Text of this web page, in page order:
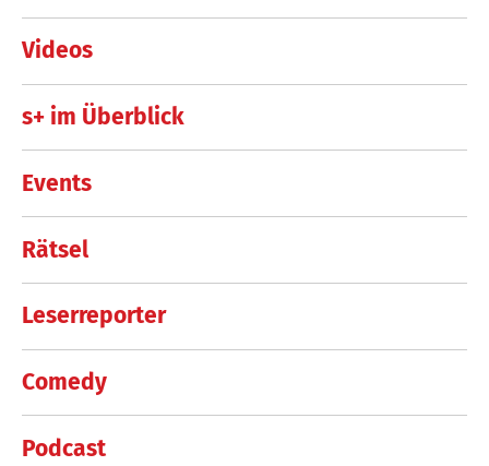
Videos
s+ im Überblick
Events
Rätsel
Leserreporter
Comedy
Podcast